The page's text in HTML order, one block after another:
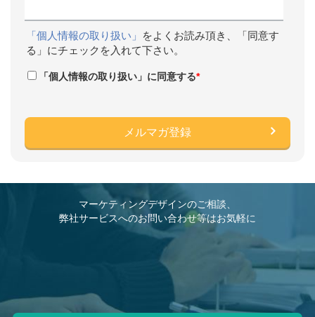
「個人情報の取り扱い」
をよくお読み頂き、「同意す
る」にチェックを入れて下さい。
「個人情報の取り扱い」に同意する*
マーケティングデザインのご相談、
弊社サービスへのお問い合わせ等はお気軽に